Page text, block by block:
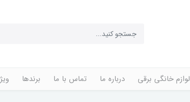
لوازم خانگی برقی درباره ما تماس با ما برندها